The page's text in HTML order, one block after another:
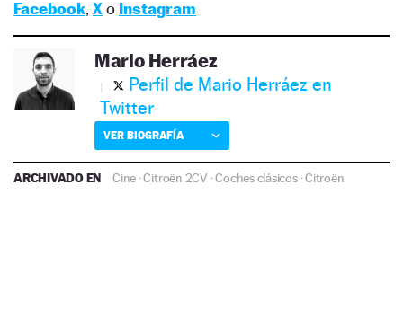
Facebook, Xo Instagram
Mario Herráez
Perfil de Mario Herráez en
Twitter
VER BIOGRAFÍA
ARCHIVADO EN Cine ·Citroën 2CV ·Coches clásicos·Citroën